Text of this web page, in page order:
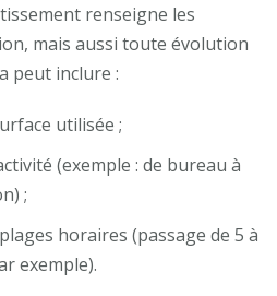
renseigne les
mais aussi toute évolution
peut inclure :
utilisée ;
(exemple : de bureau à
;
horaires (passage de 5 à
exemple).